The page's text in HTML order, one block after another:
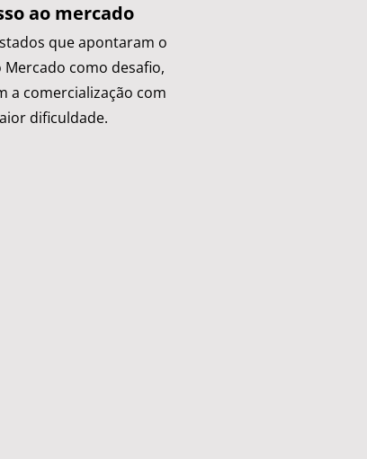
ao mercado
que apontaram o
Mercado como desafio,
a comercialização com
dificuldade.